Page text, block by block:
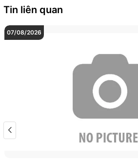
Tin liên quan
07/08/2026